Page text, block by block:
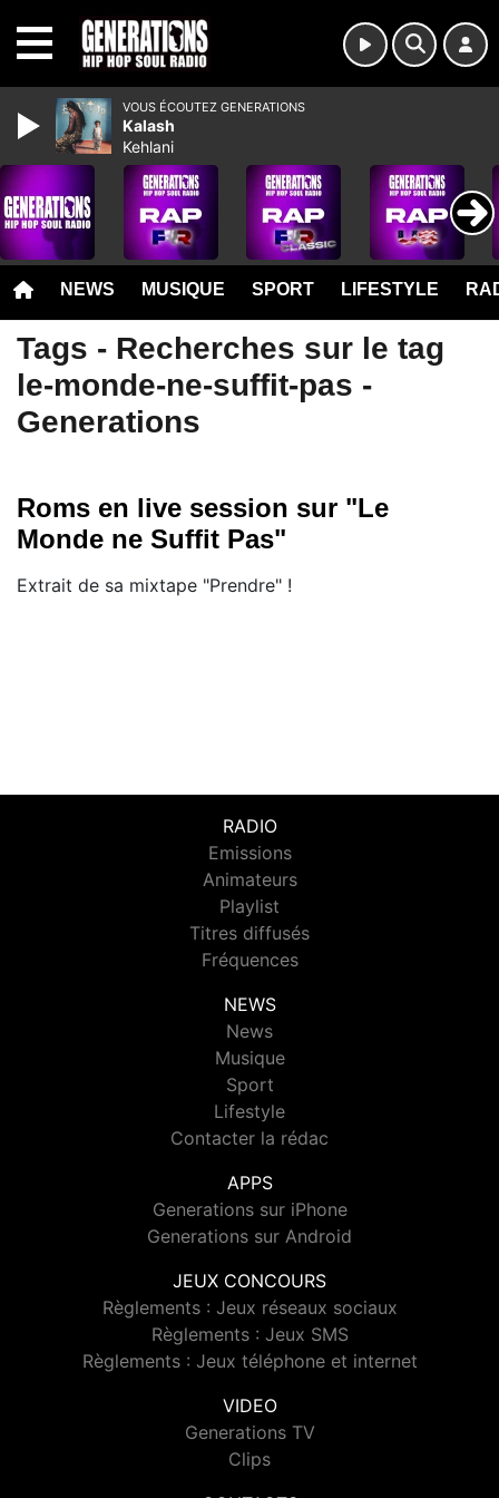
NEWS MUSIQUE SPORT LIFESTYLE
Tags - Recherches sur le tag
le-monde-ne-suffit-pas -
Generations
Roms en live session sur "Le
Monde ne Suffit Pas"
Extrait de sa mixtape "Prendre" !
RADIO
Emissions
Animateurs
Playlist
Titres diffusés
Fréquences
NEWS
News
Musique
Sport
Lifestyle
Contacter la rédac
APPS
Generations sur iPhone
Generations sur Android
JEUX CONCOURS
Règlements : Jeux réseaux sociaux
Règlements : Jeux SMS
Règlements : Jeux téléphone et internet
VIDEO
Generations TV
Clips
VOUS ÉCOUTEZ GENERATIONS
Kalash
Kehlani